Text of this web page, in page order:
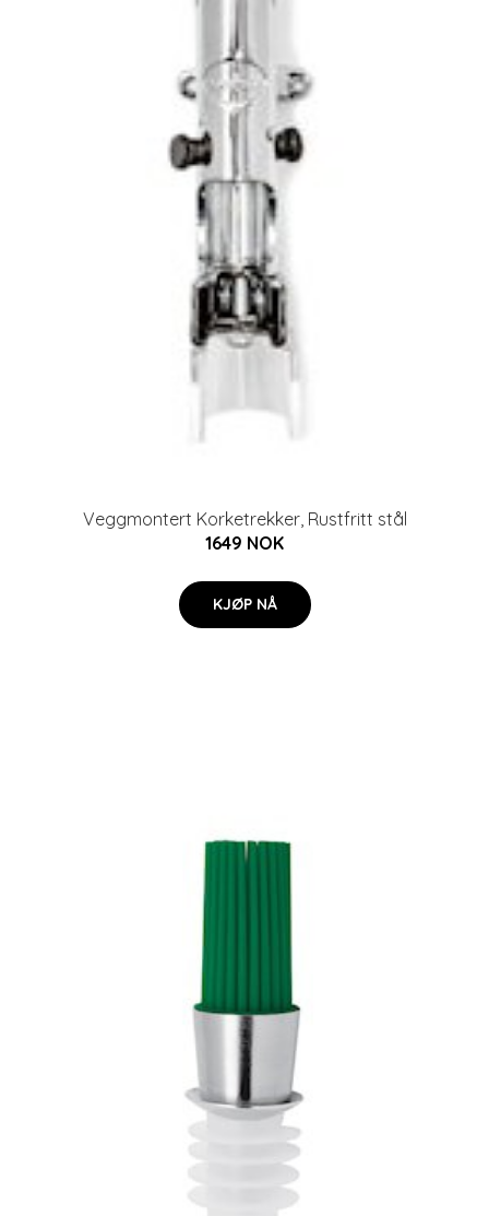
Veggmontert Korketrekker, Rustfritt stål
1649 NOK
KJØP NÅ